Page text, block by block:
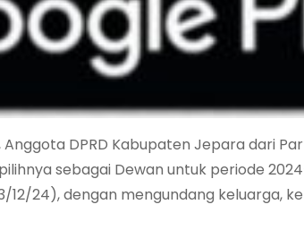
DPRD Kabupaten Jepara dari
sebagai Dewan untuk periode
24), dengan mengundang keluarga,